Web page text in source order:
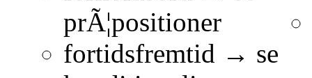
prÃ¦positioner
fortidsfremtid → se